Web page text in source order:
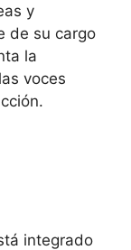
y
de su cargo
la
voces
integrado